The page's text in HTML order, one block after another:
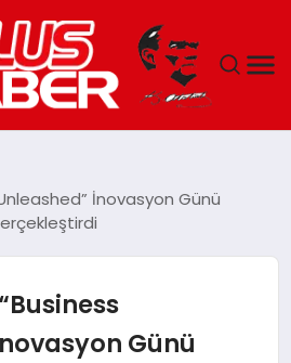
İnovasyon Günü
Günü